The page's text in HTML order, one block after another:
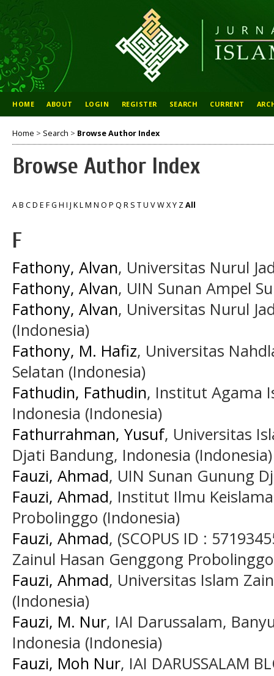
HOME ABOUT LOGIN REGISTER SEARCH CURRENT
Home > Search > Browse Author Index
Browse Author Index
AB CD E FG H I J KLM N O P Q R S TU VWXY ZAll
F
Fathony, Alvan, Universitas Nurul
Fathony, Alvan, UIN Sunan Ampel
Fathony, Alvan, Universitas Nurul
(Indonesia)
Fathony, M. Hafiz, Universitas
Selatan (Indonesia)
Fathudin, Fathudin, Institut Agama
Indonesia (Indonesia)
Fathurrahman, Yusuf, Universitas
Djati Bandung, Indonesia (Indonesia)
Fauzi, Ahmad, UIN Sunan Gunung
Fauzi, Ahmad, Institut Ilmu
Probolinggo (Indonesia)
Fauzi, Ahmad, (SCOPUS ID :
Zainul Hasan Genggong
Fauzi, Ahmad, Universitas Islam
(Indonesia)
Fauzi, M. Nur, IAI Darussalam,
Indonesia (Indonesia)
Fauzi, Moh Nur, IAI DARUSSALAM